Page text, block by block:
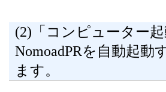
(2)「コンピューター
NomoadPRを自動起動
ます。